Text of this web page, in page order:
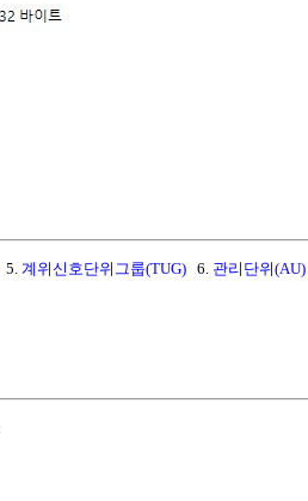
5. 계위신호단위그룹(TUG) 6. 관리단위(AU)